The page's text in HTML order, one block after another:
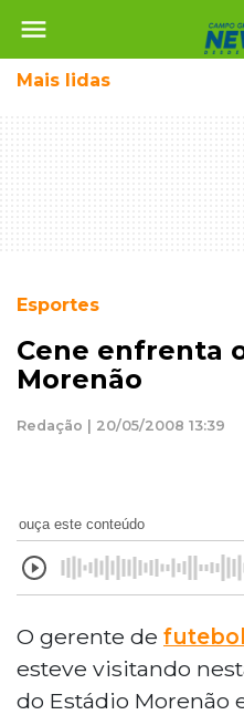
menu
Mais lidas
Esportes
Cene enfrenta
Morenão
Redação | 20/05/2008 13:39
ouça este conteúdo
O gerente de futebol
esteve visitando
do Estádio Morenão